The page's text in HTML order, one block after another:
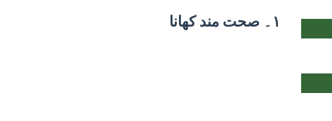
١ ۔ صحت مند کھانا